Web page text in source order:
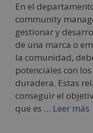
En el
community
gestionar y
de una marca o
la comunidad,
potenciales con
duradera. Estas
conseguir el
que es … Leer más